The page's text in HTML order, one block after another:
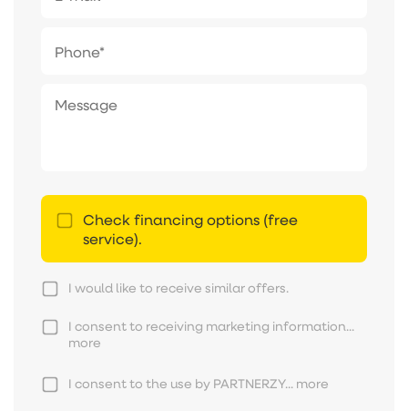
Check financing options (free
service).
I would like to receive similar offers.
I consent to receiving marketing information...
more
I consent to the use by PARTNERZY... more